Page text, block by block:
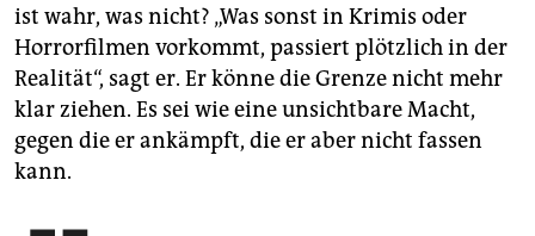
ist wahr, was nicht? „Was sonst in Krimis oder
Horrorfilmen vorkommt, passiert plötzlich in der
Realität“, sagt er. Er könne die Grenze nicht mehr
klar ziehen. Es sei wie eine unsichtbare Macht,
gegen die er ankämpft, die er aber nicht fassen
kann.